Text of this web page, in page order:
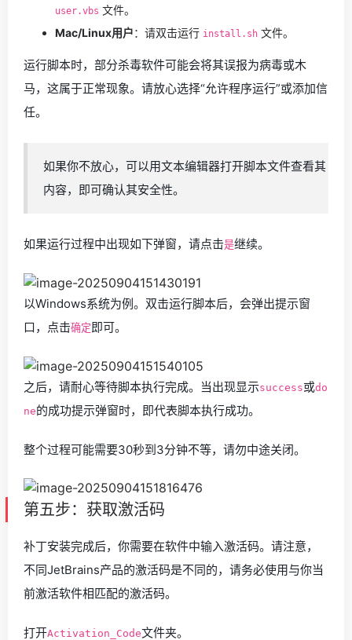
user.vbs 文件。
Mac/Linux用户：请双击运行 install.sh 文件。
运行脚本时，部分杀毒软件可能会将其误报为病毒或木
马，这属于正常现象。请放心选择“允许程序运行”或添加信
任。
如果你不放心，可以用文本编辑器打开脚本文件查看其
内容，即可确认其安全性。
如果运行过程中出现如下弹窗，请点击是继续。
以Windows系统为例。双击运行脚本后，会弹出提示窗
口，点击确定即可。
之后，请耐心等待脚本执行完成。当出现显示success或do
ne的成功提示弹窗时，即代表脚本执行成功。
整个过程可能需要30秒到3分钟不等，请勿中途关闭。
第五步：获取激活码
补丁安装完成后，你需要在软件中输入激活码。请注意，
不同JetBrains产品的激活码是不同的，请务必使用与你当
前激活软件相匹配的激活码。
打开Activation_Code文件夹。